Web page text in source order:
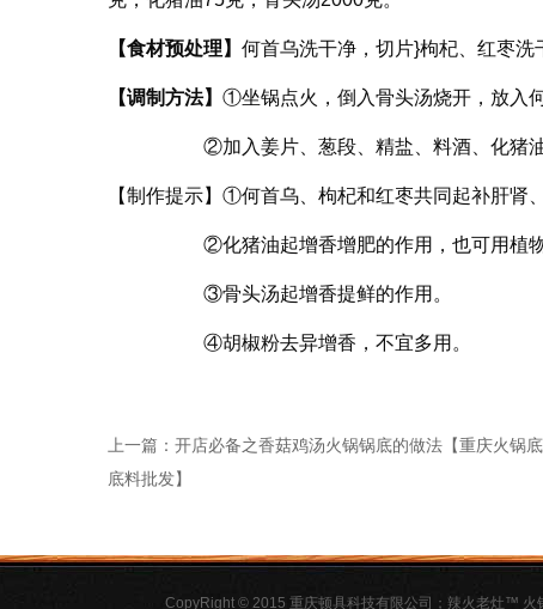
【食材预处理】 何首乌洗干净，切片}枸杞、红枣洗
【调制方法】 ①坐锅点火，倒入骨头汤烧开，放入
②加入姜片、葱段、精盐、料酒、化猪油和
【制作提示】①何首乌、枸杞和红枣共同起补肝肾
②化猪油起增香增肥的作用，也可用植物
③骨头汤起增香提鲜的作用。
④胡椒粉去异增香，不宜多用。
上一篇： 开店必备之香菇鸡汤火锅锅底的做法【重庆火锅底
底料批发】
CopyRight © 2015 重庆顿具科技有限公司；辣火老灶™ 火